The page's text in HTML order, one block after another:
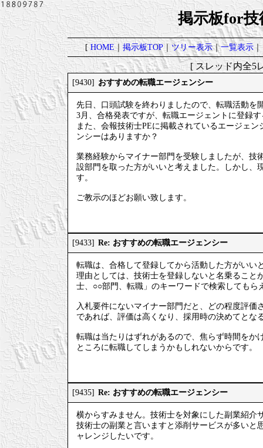
掲示板for技
[HOME｜掲示板TOP｜ツリー表示｜一覧表示｜
[ スレッド内全
[9430] おすすめの転職エージェンシー
先日、口頭試験を終わりましたので、転職活動を
3月、合格発表ですが、転職エージェントに登録
また、会報技術士PEに掲載されているエージェ
ンシーはありますか？
業務経験からマイナー部門を受験しましたが、技
設部門を取った方がいいと考えました。しかし、
す。
ご教示のほどお願い致します。
[9433] Re: おすすめの転職エージェンシー
転職は、合格して登録してから活動した方がいい
理由としては、技術士を登録しないと名乗ること
士、○○部門、転職」のキーワードで検索しても
入札要件にないマイナー部門だと、どの程度評
であれば、評価は高くなり、採用時の決めてとな
転職は当たりはずれがあるので、焦らず時間をか
ところに転職してしまうかもしれないからです。
[9435] Re: おすすめの転職エージェンシー
横からすみません。技術士を対象にした副業紹介
技術士の副業と言いますと添削サービスが多いと
ャレンジしたいです。